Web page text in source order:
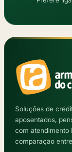
Soluções de
aposentados,
com atendimento
comparação